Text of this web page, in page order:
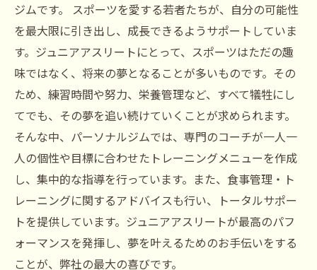
ジムです。 スポーツを愛する若者たちが、自分の可能性
を最大限に引き出し、成長できるようサポートしていま
す。ジュニアアスリートにとって、スポーツはただの趣
味ではなく、将来の夢となることが多いものです。その
ため、練習時間や努力、栄養管理など、すべて犠牲にし
てでも、その夢を追い続けていくことが求められます。
そんな中、パーソナルジムでは、専門のコーチが一人一
人の個性や目標に合わせたトレーニングメニューを作成
し、集中的な指導を行っています。また、食事管理・ト
レーニングに関するアドバイスも行い、トータルサポー
トを提供しています。ジュニアアスリートが最高のパフ
ォーマンスを発揮し、夢を叶えるためのお手伝いをする
ことが、弊社の最大の喜びです。